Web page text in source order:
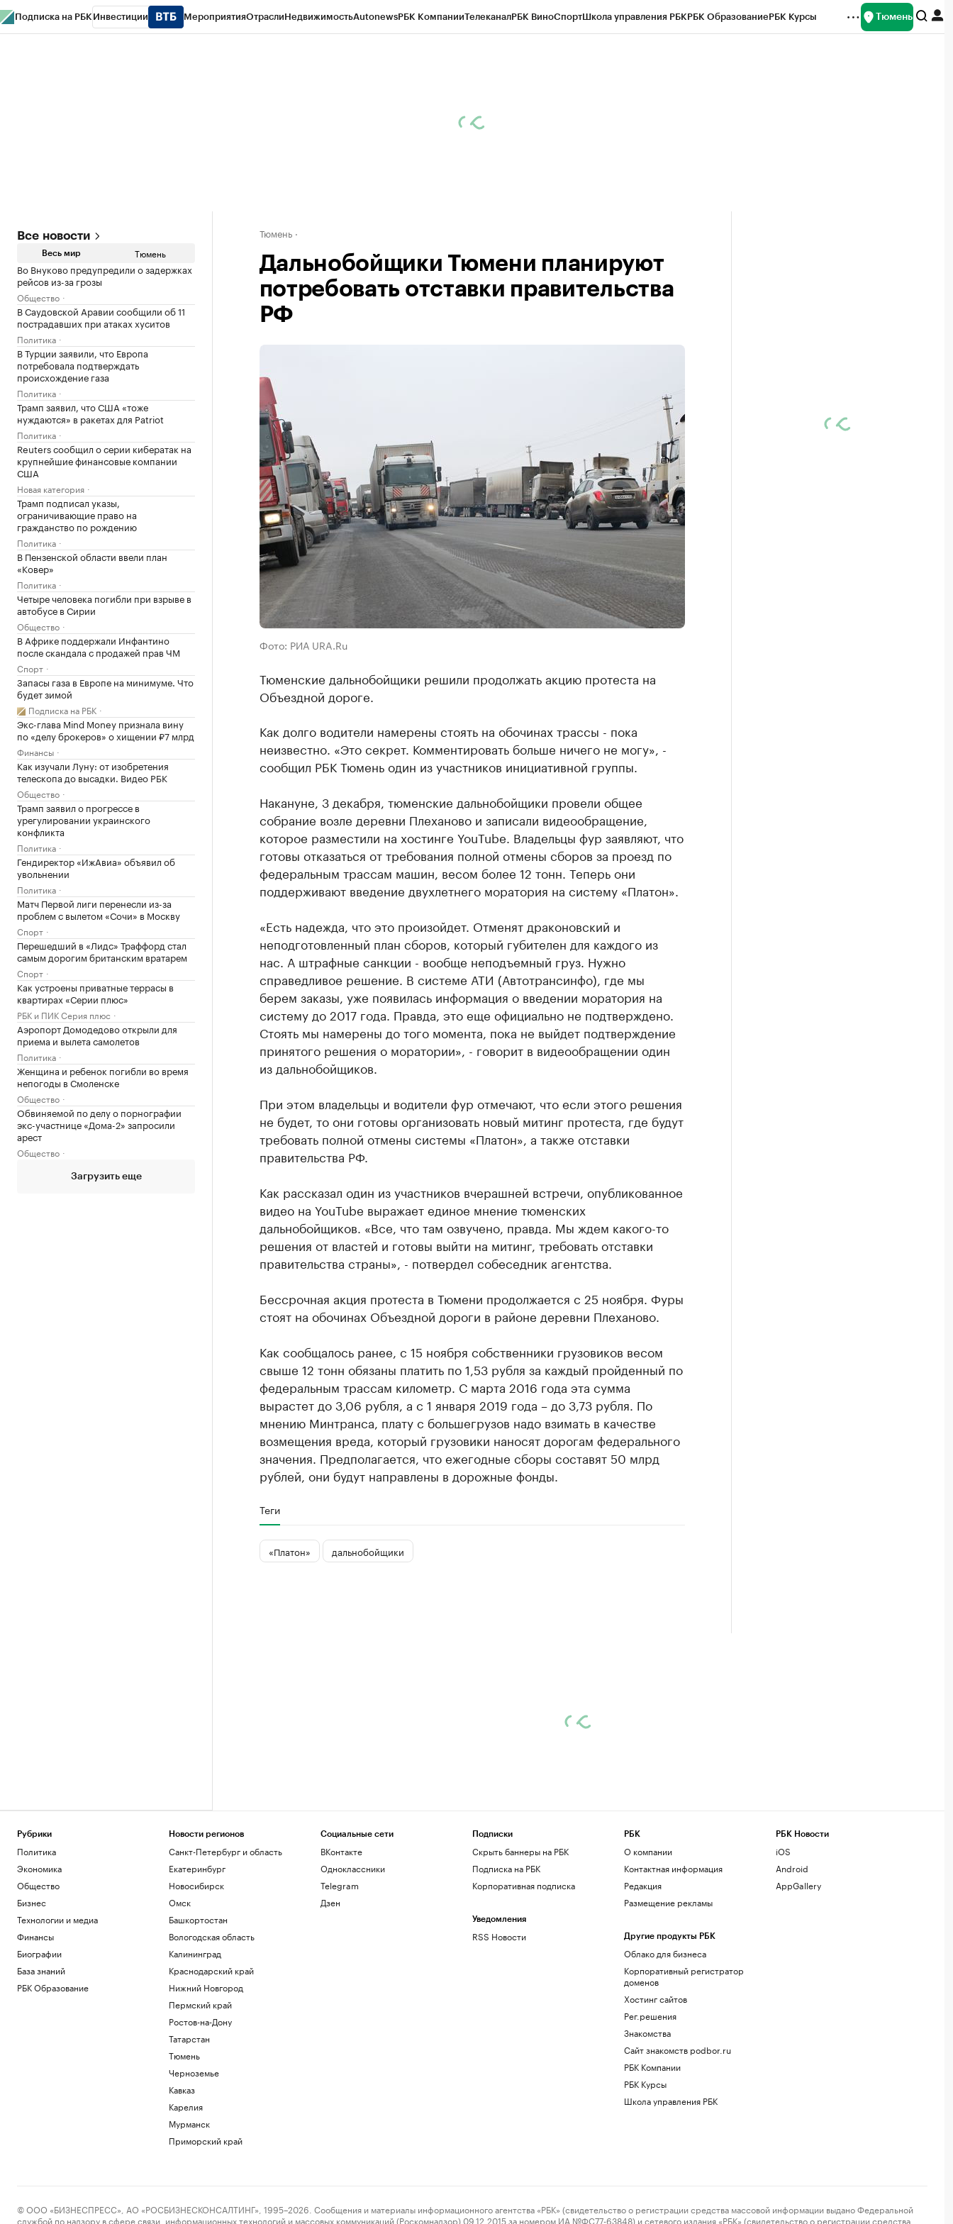
Подписка на РБК Инвестиции МероприятияОтраслиНедвижимостьAutonewsРБК КомпанииТелеканалРБК ВиноСпортШкола управления РБКРБК ОбразованиеРБК Курсы Тюмень
Все новости
Весь мир Тюмень
Во Внуково предупредили о задержках
рейсов из-за грозы
Общество
В Саудовской Аравии сообщили об 11
пострадавших при атаках хуситов
Политика
В Турции заявили, что Европа
потребовала подтверждать
происхождение газа
Политика
Трамп заявил, что США «тоже
нуждаются» в ракетах для Patriot
Политика
Reuters сообщил о серии кибератак на
крупнейшие финансовые компании
США
Новая категория
Трамп подписал указы,
ограничивающие право на
гражданство по рождению
Политика
В Пензенской области ввели план
«Ковер»
Политика
Четыре человека погибли при взрыве в
автобусе в Сирии
Общество
В Африке поддержали Инфантино
после скандала с продажей прав ЧМ
Спорт
Запасы газа в Европе на минимуме. Что
будет зимой
Подписка на РБК
Экс-глава Mind Money признала вину
по «делу брокеров» о хищении ₽7 млрд
Финансы
Как изучали Луну: от изобретения
телескопа до высадки. Видео РБК
Общество
Трамп заявил о прогрессе в
урегулировании украинского
конфликта
Политика
Гендиректор «ИжАвиа» объявил об
увольнении
Политика
Матч Первой лиги перенесли из-за
проблем с вылетом «Сочи» в Москву
Спорт
Перешедший в «Лидс» Траффорд стал
самым дорогим британским вратарем
Спорт
Как устроены приватные террасы в
квартирах «Серии плюс»
РБК и ПИК Серия плюс
Аэропорт Домодедово открыли для
приема и вылета самолетов
Политика
Женщина и ребенок погибли во время
непогоды в Смоленске
Общество
Обвиняемой по делу о порнографии
экс-участнице «Дома-2» запросили
арест
Общество
Загрузить еще
Тюмень
Дальнобойщики Тюмени планируют
потребовать отставки правительства
РФ
Фото: РИА URA.Ru
Тюменские дальнобойщики решили продолжать акцию протеста на
Объездной дороге.
Как долго водители намерены стоять на обочинах трассы - пока
неизвестно. «Это секрет. Комментировать больше ничего не могу», -
сообщил РБК Тюмень один из участников инициативной группы.
Накануне, 3 декабря, тюменские дальнобойщики провели общее
собрание возле деревни Плеханово и записали видеообращение,
которое разместили на хостинге YouTube. Владельцы фур заявляют, что
готовы отказаться от требования полной отмены сборов за проезд по
федеральным трассам машин, весом более 12 тонн. Теперь они
поддерживают введение двухлетнего моратория на систему «Платон».
«Есть надежда, что это произойдет. Отменят драконовский и
неподготовленный план сборов, который губителен для каждого из
нас. А штрафные санкции - вообще неподъемный груз. Нужно
справедливое решение. В системе АТИ (Автотрансинфо), где мы
берем заказы, уже появилась информация о введении моратория на
систему до 2017 года. Правда, это еще официально не подтверждено.
Стоять мы намерены до того момента, пока не выйдет подтверждение
принятого решения о моратории», - говорит в видеообращении один
из дальнобойщиков.
При этом владельцы и водители фур отмечают, что если этого решения
не будет, то они готовы организовать новый митинг протеста, где будут
требовать полной отмены системы «Платон», а также отставки
правительства РФ.
Как рассказал один из участников вчерашней встречи, опубликованное
видео на YouTube выражает единое мнение тюменских
дальнобойщиков. «Все, что там озвучено, правда. Мы ждем какого-то
решения от властей и готовы выйти на митинг, требовать отставки
правительства страны», - потвердел собеседник агентства.
Бессрочная акция протеста в Тюмени продолжается с 25 ноября. Фуры
стоят на обочинах Объездной дороги в районе деревни Плеханово.
Как сообщалось ранее, с 15 ноября собственники грузовиков весом
свыше 12 тонн обязаны платить по 1,53 рубля за каждый пройденный по
федеральным трассам километр. С марта 2016 года эта сумма
вырастет до 3,06 рубля, а с 1 января 2019 года – до 3,73 рубля. По
мнению Минтранса, плату с большегрузов надо взимать в качестве
возмещения вреда, который грузовики наносят дорогам федерального
значения. Предполагается, что ежегодные сборы составят 50 млрд
рублей, они будут направлены в дорожные фонды.
Теги
«Платон» дальнобойщики
Рубрики
Политика
Экономика
Общество
Бизнес
Технологии и медиа
Финансы
Биографии
База знаний
РБК Образование
Новости регионов
Санкт-Петербург и область
Екатеринбург
Новосибирск
Омск
Башкортостан
Вологодская область
Калининград
Краснодарский край
Нижний Новгород
Пермский край
Ростов-на-Дону
Татарстан
Тюмень
Черноземье
Кавказ
Карелия
Мурманск
Приморский край
Социальные сети
ВКонтакте
Одноклассники
Telegram
Дзен
Подписки
Скрыть баннеры на РБК
Подписка на РБК
Корпоративная подписка
Уведомления
RSS Новости
РБК
О компании
Контактная информация
Редакция
Размещение рекламы
Другие продукты РБК
Облако для бизнеса
Корпоративный регистратор
доменов
Хостинг сайтов
Рег.решения
Знакомства
Сайт знакомств podbor.ru
РБК Компании
РБК Курсы
Школа управления РБК
РБК Новости
iOS
Android
AppGallery
© ООО «БИЗНЕСПРЕСС», АО «РОСБИЗНЕСКОНСАЛТИНГ», 1995–2026. Сообщения и материалы информационного агентства «РБК» (свидетельство о регистрации средства массовой информации выдано Федеральной
службой по надзору в сфере связи, информационных технологий и массовых коммуникаций (Роскомнадзор) 09.12.2015 за номером ИА №ФС77-63848) и сетевого издания «РБК» (свидетельство о регистрации средства